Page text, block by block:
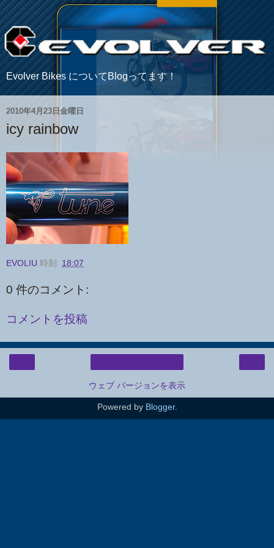
Evolver Bikes についてBlogってます！
2010年4月23日金曜日
icy rainbow
EVOLIU 時刻: 18:07
0 件のコメント:
コメントを投稿
ウェブ バージョンを表示
Powered by Blogger.